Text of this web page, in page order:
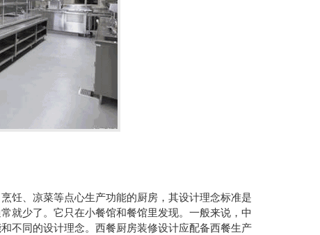
备厂家-油烟净化一体机
饪、凉菜等点心生产功能的厨房，其设计理念标准是
就少了。它只在小餐馆和餐馆里发现。一般来说，中
不同的设计理念。西餐厨房装修设计应配备西餐生产